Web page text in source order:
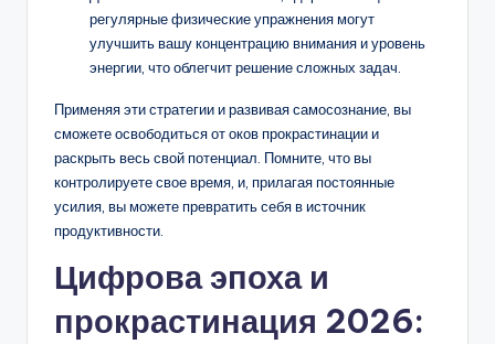
регулярные физические упражнения могут
улучшить вашу концентрацию внимания и уровень
энергии, что облегчит решение сложных задач.
Применяя эти стратегии и развивая самосознание, вы
сможете освободиться от оков прокрастинации и
раскрыть весь свой потенциал. Помните, что вы
контролируете свое время, и, прилагая постоянные
усилия, вы можете превратить себя в источник
продуктивности.
Цифрова эпоха и
прокрастинация 2026: